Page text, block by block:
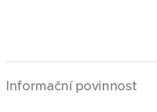
Informační povinnost